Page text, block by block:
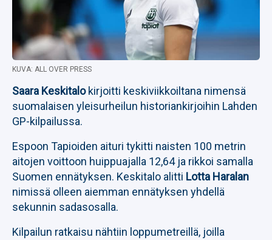
KUVA: ALL OVER PRESS
Saara Keskitalokirjoitti keskiviikkoiltana nimensä
suomalaisen yleisurheilun historiankirjoihin Lahden
GP-kilpailussa.
Espoon Tapioiden aituri tykitti naisten 100 metrin
aitojen voittoon huippuajalla 12,64 ja rikkoi samalla
Suomen ennätyksen. Keskitalo alitti Lotta Haralan
nimissä olleen aiemman ennätyksen yhdellä
sekunnin sadasosalla.
Kilpailun ratkaisu nähtiin loppumetreillä, joilla